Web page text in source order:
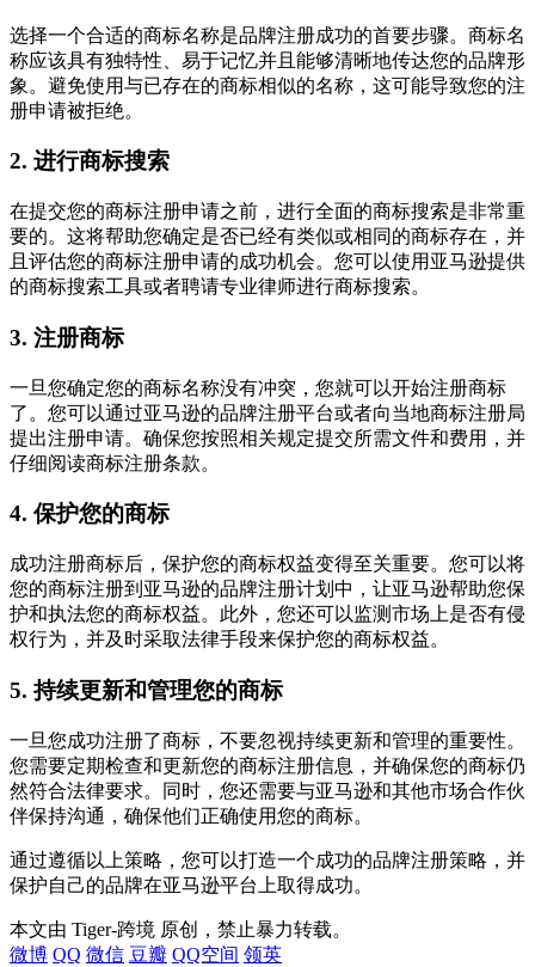
选择一个合适的商标名称是品牌注册成功的首要步骤。商标名
称应该具有独特性、易于记忆并且能够清晰地传达您的品牌形
象。避免使用与已存在的商标相似的名称，这可能导致您的注
册申请被拒绝。
2. 进行商标搜索
在提交您的商标注册申请之前，进行全面的商标搜索是非常重
要的。这将帮助您确定是否已经有类似或相同的商标存在，并
且评估您的商标注册申请的成功机会。您可以使用亚马逊提供
的商标搜索工具或者聘请专业律师进行商标搜索。
3. 注册商标
一旦您确定您的商标名称没有冲突，您就可以开始注册商标
了。您可以通过亚马逊的品牌注册平台或者向当地商标注册局
提出注册申请。确保您按照相关规定提交所需文件和费用，并
仔细阅读商标注册条款。
4. 保护您的商标
成功注册商标后，保护您的商标权益变得至关重要。您可以将
您的商标注册到亚马逊的品牌注册计划中，让亚马逊帮助您保
护和执法您的商标权益。此外，您还可以监测市场上是否有侵
权行为，并及时采取法律手段来保护您的商标权益。
5. 持续更新和管理您的商标
一旦您成功注册了商标，不要忽视持续更新和管理的重要性。
您需要定期检查和更新您的商标注册信息，并确保您的商标仍
然符合法律要求。同时，您还需要与亚马逊和其他市场合作伙
伴保持沟通，确保他们正确使用您的商标。
通过遵循以上策略，您可以打造一个成功的品牌注册策略，并
保护自己的品牌在亚马逊平台上取得成功。
本文由 Tiger-跨境 原创，禁止暴力转载。
微博 QQ 微信 豆瓣 QQ空间 领英